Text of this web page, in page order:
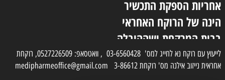
אחריות הספקת התכשיר
הינה של הרוקח האחראי
בבית המרקחת ושההובלה
בפועל תעשה בעזרת
השליח
לייעוץ עם רוקח נא לחייג למס' 03-6560428 , וואטסאפ: 0527226509, רוקחת
אחראית נייזוב אילנה מס' רוקחת 3-86612 medipharmeoffice@gmail.com